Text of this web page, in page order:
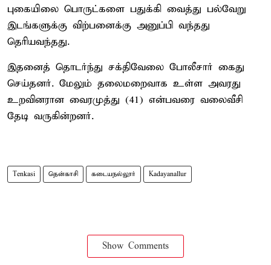
புகையிலை பொருட்களை பதுக்கி வைத்து பல்வேறு
இடங்களுக்கு விற்பனைக்கு அனுப்பி வந்தது
தெரியவந்தது.
இதனைத் தொடர்ந்து சக்திவேலை போலீசார் கைது
செய்தனர். மேலும் தலைமறைவாக உள்ள அவரது
உறவினரான வைரமுத்து (41) என்பவரை வலைவீசி
தேடி வருகின்றனர்.
Tenkasi தென்காசி கடையநல்லூர் Kadayanallur
Show Comments